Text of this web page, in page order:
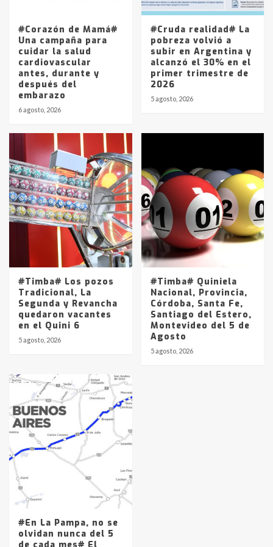
entre 857 a 1338 pesos
#Corazón de Mamá#
Una campaña para
cuidar la salud
cardiovascular
antes, durante y
después del
embarazo
6 agosto, 2026
#Cruda realidad# La
pobreza volvió a
subir en Argentina y
alcanzó el 30% en el
primer trimestre de
2026
5 agosto, 2026
#Timba# Los pozos
Tradicional, La
Segunda y Revancha
quedaron vacantes
en el Quini 6
5 agosto, 2026
#Timba# Quiniela
Nacional, Provincia,
Córdoba, Santa Fe,
Santiago del Estero,
Montevideo del 5 de
Agosto
5 agosto, 2026
#En La Pampa, no se
olvidan nunca del 5